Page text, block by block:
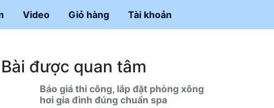
Video Giỏ hàng Tài khoản
Bài được quan tâm
Báo giá thi công, lắp đặt phòng xông
hơi gia đình đúng chuẩn spa